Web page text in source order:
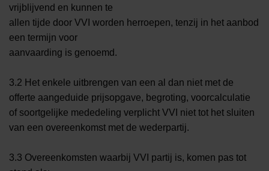
vrijblijvend en kunnen te
allen tijde door VVI worden herroepen, tenzij in het aanbod
een termijn voor
aanvaarding is genoemd.
3.2 Het enkele uitbrengen van een al dan niet met de
offerte aangeduide prijsopgave, begroting, voorcalculatie
of soortgelijke mededeling verplicht VVI niet tot het sluiten
van een overeenkomst met de wederpartij.
3.3 Overeenkomsten waarbij VVI partij is, komen pas tot